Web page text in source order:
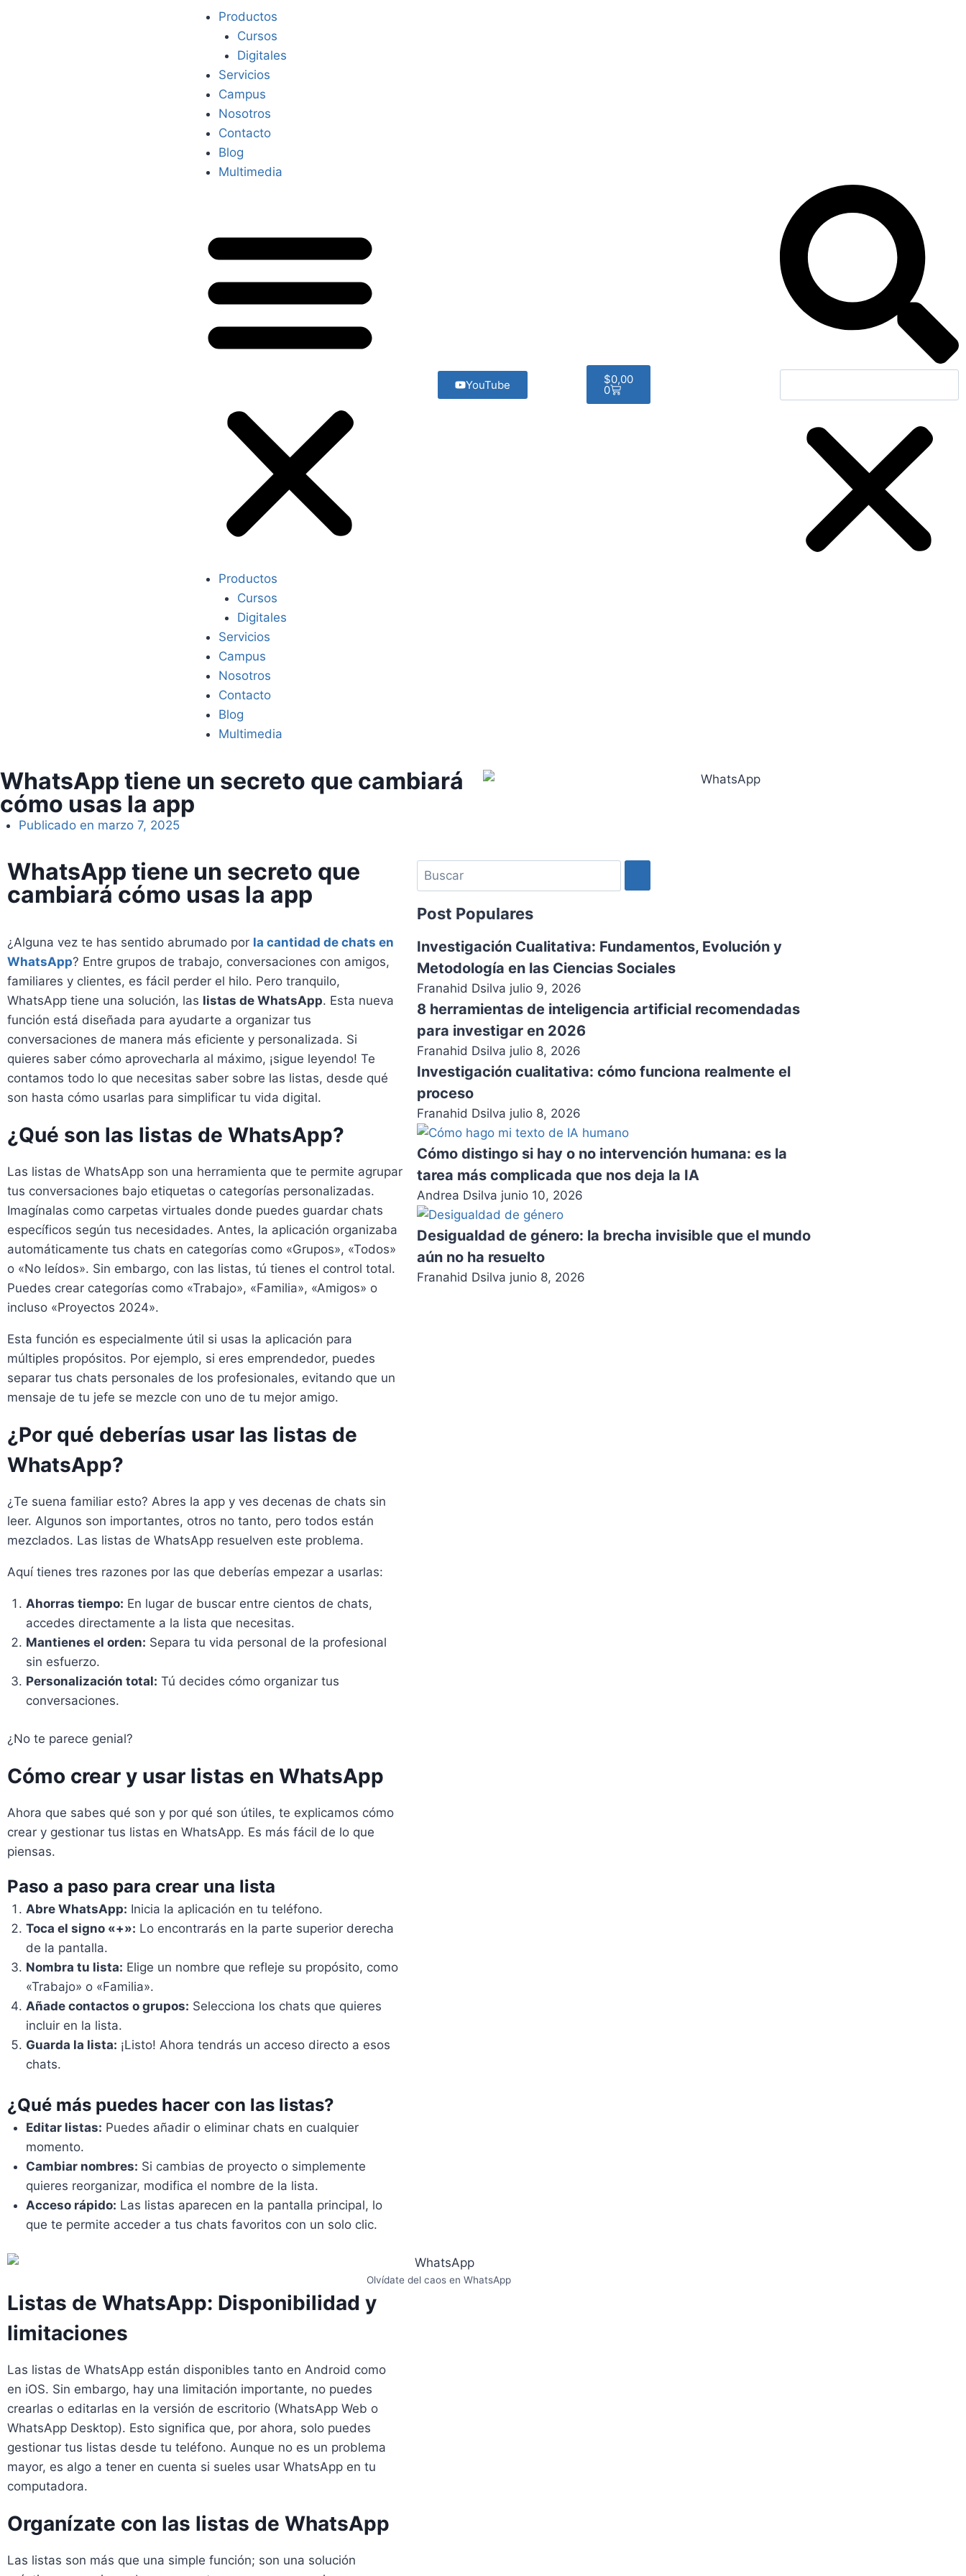
Productos
Cursos
Digitales
Servicios
Campus
Nosotros
Contacto
Blog
Multimedia
Productos
Cursos
Digitales
Servicios
Campus
Nosotros
Contacto
Blog
Multimedia
YouTube $0,00
0
WhatsApp tiene un secreto que cambiará
cómo usas la app
Publicado en marzo 7, 2025
WhatsApp tiene un secreto que
cambiará cómo usas la app
¿Alguna vez te has sentido abrumado por la cantidad de chats en
WhatsApp? Entre grupos de trabajo, conversaciones con amigos,
familiares y clientes, es fácil perder el hilo. Pero tranquilo,
WhatsApp tiene una solución, las listas de WhatsApp. Esta nueva
función está diseñada para ayudarte a organizar tus
conversaciones de manera más eficiente y personalizada. Si
quieres saber cómo aprovecharla al máximo, ¡sigue leyendo! Te
contamos todo lo que necesitas saber sobre las listas, desde qué
son hasta cómo usarlas para simplificar tu vida digital.
¿Qué son las listas de WhatsApp?
Las listas de WhatsApp son una herramienta que te permite agrupar
tus conversaciones bajo etiquetas o categorías personalizadas.
Imagínalas como carpetas virtuales donde puedes guardar chats
específicos según tus necesidades. Antes, la aplicación organizaba
automáticamente tus chats en categorías como «Grupos», «Todos»
o «No leídos». Sin embargo, con las listas, tú tienes el control total.
Puedes crear categorías como «Trabajo», «Familia», «Amigos» o
incluso «Proyectos 2024».
Esta función es especialmente útil si usas la aplicación para
múltiples propósitos. Por ejemplo, si eres emprendedor, puedes
separar tus chats personales de los profesionales, evitando que un
mensaje de tu jefe se mezcle con uno de tu mejor amigo.
¿Por qué deberías usar las listas de
WhatsApp?
¿Te suena familiar esto? Abres la app y ves decenas de chats sin
leer. Algunos son importantes, otros no tanto, pero todos están
mezclados. Las listas de WhatsApp resuelven este problema.
Aquí tienes tres razones por las que deberías empezar a usarlas:
Ahorras tiempo: En lugar de buscar entre cientos de chats,
accedes directamente a la lista que necesitas.
Mantienes el orden: Separa tu vida personal de la profesional
sin esfuerzo.
Personalización total: Tú decides cómo organizar tus
conversaciones.
¿No te parece genial?
Cómo crear y usar listas en WhatsApp
Ahora que sabes qué son y por qué son útiles, te explicamos cómo
crear y gestionar tus listas en WhatsApp. Es más fácil de lo que
piensas.
Paso a paso para crear una lista
Abre WhatsApp: Inicia la aplicación en tu teléfono.
Toca el signo «+»: Lo encontrarás en la parte superior derecha
de la pantalla.
Nombra tu lista: Elige un nombre que refleje su propósito, como
«Trabajo» o «Familia».
Añade contactos o grupos: Selecciona los chats que quieres
incluir en la lista.
Guarda la lista: ¡Listo! Ahora tendrás un acceso directo a esos
chats.
¿Qué más puedes hacer con las listas?
Editar listas: Puedes añadir o eliminar chats en cualquier
momento.
Cambiar nombres: Si cambias de proyecto o simplemente
quieres reorganizar, modifica el nombre de la lista.
Acceso rápido: Las listas aparecen en la pantalla principal, lo
que te permite acceder a tus chats favoritos con un solo clic.
Olvídate del caos en WhatsApp
Listas de WhatsApp: Disponibilidad y
limitaciones
Las listas de WhatsApp están disponibles tanto en Android como
en iOS. Sin embargo, hay una limitación importante, no puedes
crearlas o editarlas en la versión de escritorio (WhatsApp Web o
WhatsApp Desktop). Esto significa que, por ahora, solo puedes
gestionar tus listas desde tu teléfono. Aunque no es un problema
mayor, es algo a tener en cuenta si sueles usar WhatsApp en tu
computadora.
Organízate con las listas de WhatsApp
Las listas son más que una simple función; son una solución
Post Populares
Investigación Cualitativa: Fundamentos, Evolución y
Metodología en las Ciencias Sociales
Franahid Dsilva julio 9, 2026
8 herramientas de inteligencia artificial recomendadas
para investigar en 2026
Franahid Dsilva julio 8, 2026
Investigación cualitativa: cómo funciona realmente el
proceso
Franahid Dsilva julio 8, 2026
Cómo distingo si hay o no intervención humana: es la
tarea más complicada que nos deja la IA
Andrea Dsilva junio 10, 2026
Desigualdad de género: la brecha invisible que el mundo
aún no ha resuelto
Franahid Dsilva junio 8, 2026